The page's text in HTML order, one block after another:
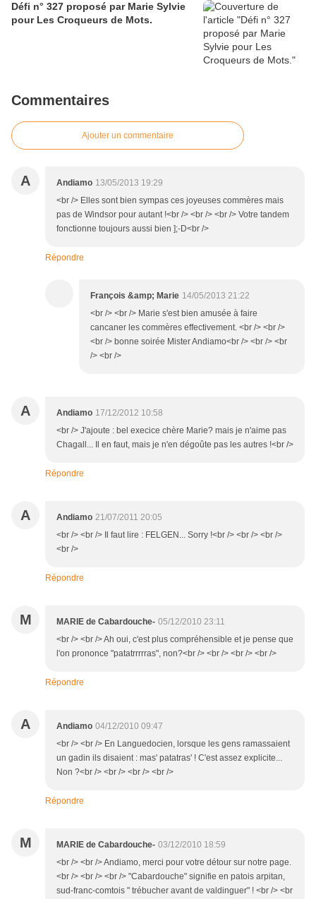
Défi n° 327 proposé par Marie Sylvie
pour Les Croqueurs de Mots.
Commentaires
Ajouter un commentaire
A Andiamo 13/05/2013 19:29
<br /> Elles sont bien sympas ces joyeuses commères mais
pas de Windsor pour autant !<br /> <br /> <br /> Votre tandem
fonctionne toujours aussi bien ];-D<br />
Répondre
François &amp; Marie 14/05/2013 21:22
<br /> <br /> Marie s'est bien amusée à faire
cancaner les commères effectivement. <br /> <br />
<br /> bonne soirée Mister Andiamo<br /> <br /> <br
/> <br />
A Andiamo 17/12/2012 10:58
<br /> J'ajoute : bel execice chère Marie? mais je n'aime pas
Chagall... Il en faut, mais je n'en dégoûte pas les autres !<br />
Répondre
A Andiamo 21/07/2011 20:05
<br /> <br /> Il faut lire : FELGEN... Sorry !<br /> <br /> <br />
<br />
Répondre
M MARIE de Cabardouche- 05/12/2010 23:11
<br /> <br /> Ah oui, c'est plus compréhensible et je pense que
l'on prononce "patatrrrrras", non?<br /> <br /> <br /> <br />
Répondre
A Andiamo 04/12/2010 09:47
<br /> <br /> En Languedocien, lorsque les gens ramassaient
un gadin ils disaient : mas' patatras' ! C'est assez explicite...
Non ?<br /> <br /> <br /> <br />
Répondre
M MARIE de Cabardouche- 03/12/2010 18:59
<br /> <br /> Andiamo, merci pour votre détour sur notre page.
<br /> <br /> <br /> "Cabardouche" signifie en patois arpitan,
sud-franc-comtois " trébucher avant de valdinguer" ! <br /> <br